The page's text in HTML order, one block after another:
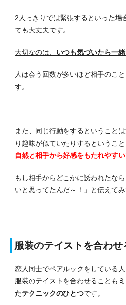
2人っきりでは緊張するといった場
ても大丈夫です。
大切なのは、 いつも気づいたら一
人は会う回数が多いほど相手のこ
す。
また、同じ行動をするということ
り趣味が似ていたりするというこ
自然と相手から好感をもたれやすい
もし相手からどこかに誘われたな
いと思ってたんだ～！」と伝えてみ
服装のテイストを合わせ
恋人同士でペアルックをしている人
服装のテイストを合わせることも
たテクニックのひとつです。